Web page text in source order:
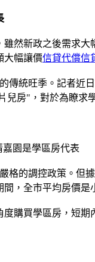
新政之後需求大
大幅讓價信貸代償信
統旺季。記者近日
兒房"，對於為瞭求
園是學區房代表
的調控政策。但據
間，全市平均房價是
買學區房，短期